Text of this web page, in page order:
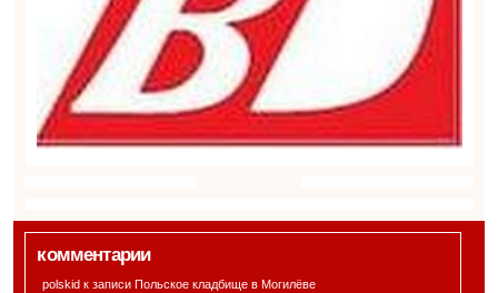
комментарии
polskid к записиПольское кладбище в Могилёве